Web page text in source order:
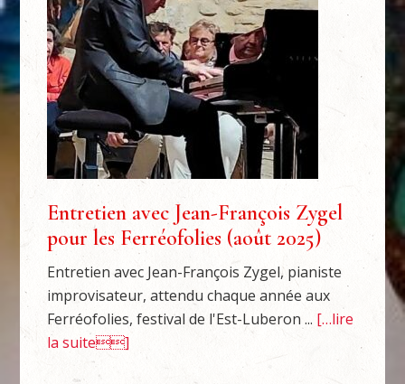
Entretien avec Jean-François Zygel
pour les Ferréofolies (août 2025)
Entretien avec Jean-François Zygel, pianiste
improvisateur, attendu chaque année aux
Ferréofolies, festival de l'Est-Luberon ... […lire
la suite]